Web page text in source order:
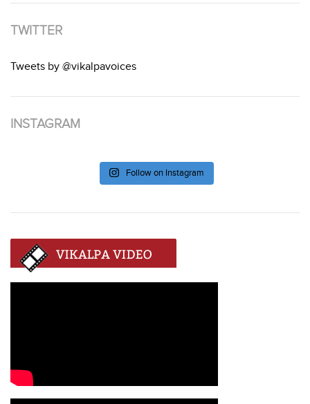
TWITTER
Tweets by @vikalpavoices
INSTAGRAM
Follow on Instagram